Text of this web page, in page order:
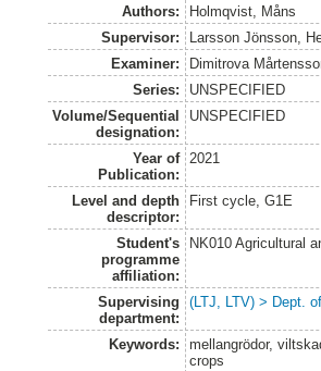
Authors:
Holmqvist, Måns
Supervisor:
Larsson Jönsson,
Examiner:
Dimitrova
Series:
UNSPECIFIED
Volume/Sequential
designation:
UNSPECIFIED
Year of
Publication:
2021
Level and depth
descriptor:
First cycle, G1E
Student's
programme
affiliation:
NK010 Agricultural
Supervising
department:
(LTJ, LTV) > Dept.
Keywords:
mellangrödor,
crops